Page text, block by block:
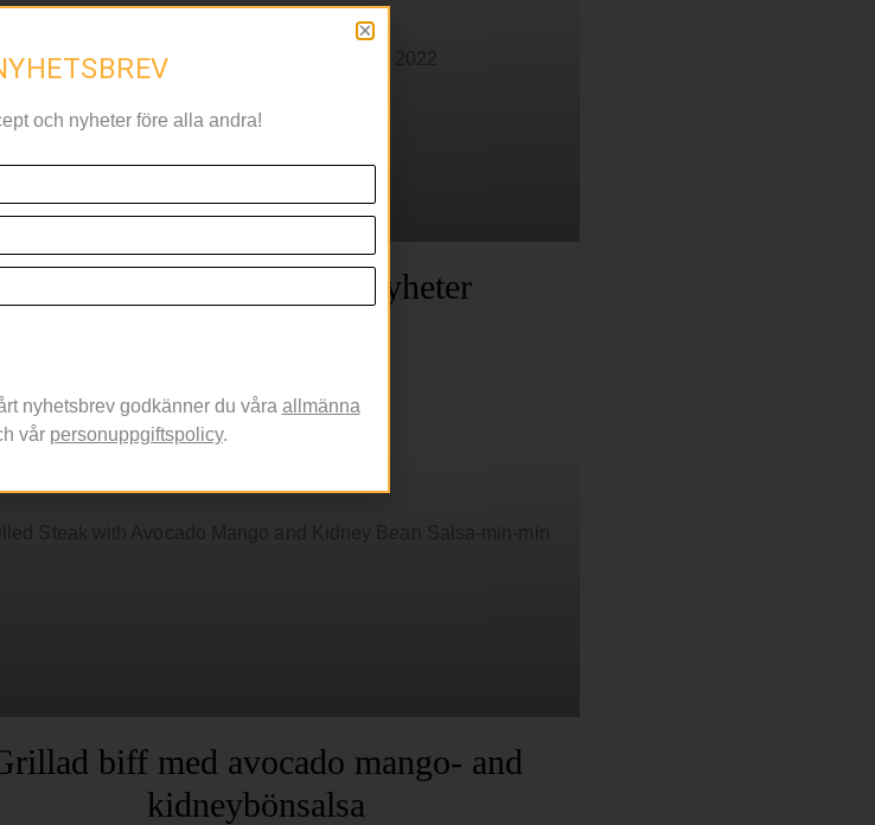
Två smakrika kycklingnyheter
biff med avocado mango- and
kidneybönsalsa
och nyheter före alla andra!
nyhetsbrev godkänner du våra allmänna
vår personuppgiftspolicy.